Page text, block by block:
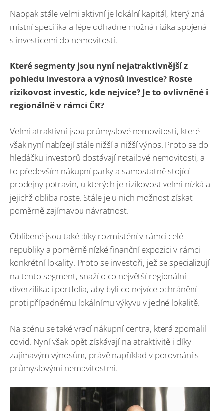
Naopak stále velmi aktivní je lokální kapitál, který zná
místní specifika a lépe odhadne možná rizika spojená
s investicemi do nemovitostí.
Které segmenty jsou nyní nejatraktivnější z
pohledu investora a výnosů investice? Roste
rizikovost investic, kde nejvíce? Je to ovlivněné i
regionálně v rámci ČR?
Velmi atraktivní jsou průmyslové nemovitosti, které
však nyní nabízejí stále nižší a nižší výnos. Proto se do
hledáčku investorů dostávají retailové nemovitosti, a
to především nákupní parky a samostatně stojící
prodejny potravin, u kterých je rizikovost velmi nízká a
jejichž obliba roste. Stále je u nich možnost získat
poměrně zajímavou návratnost.
Oblíbené jsou také díky rozmístění v rámci celé
republiky a poměrně nízké finanční expozici v rámci
konkrétní lokality. Proto se investoři, jež se specializují
na tento segment, snaží o co největší regionální
diverzifikaci portfolia, aby byli co nejvíce ochránění
proti případnému lokálnímu výkyvu v jedné lokalitě.
Na scénu se také vrací nákupní centra, která zpomalil
covid. Nyní však opět získávají na atraktivitě i díky
zajímavým výnosům, právě například v porovnání s
průmyslovými nemovitostmi.